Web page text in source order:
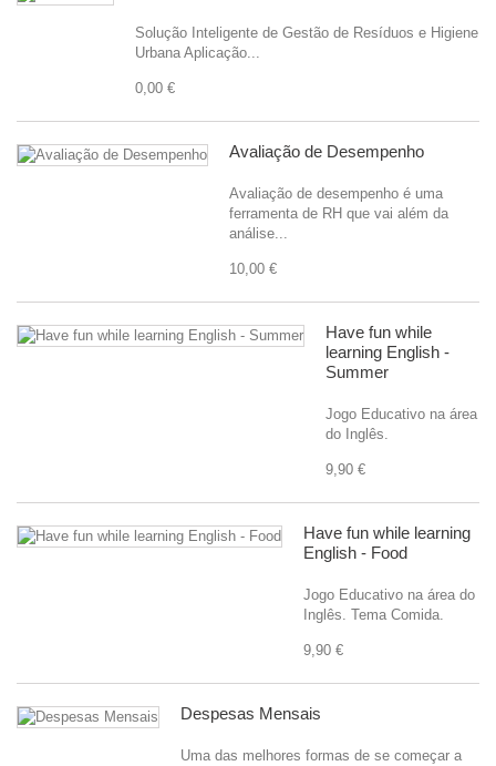
Solução Inteligente de Gestão de Resíduos e Higiene
Urbana Aplicação...
0,00 €
Avaliação de Desempenho
Avaliação de desempenho é uma
ferramenta de RH que vai além da
análise...
10,00 €
Have fun while
learning English -
Summer
Jogo Educativo na área
do Inglês.
9,90 €
Have fun while learning
English - Food
Jogo Educativo na área do
Inglês. Tema Comida.
9,90 €
Despesas Mensais
Uma das melhores formas de se começar a